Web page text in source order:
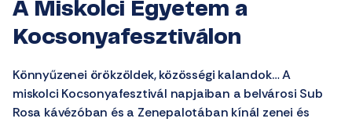
A Miskolci Egyetem a
Kocsonyafesztiválon
Könnyűzenei örökzöldek, közösségi kalandok… A
miskolci Kocsonyafesztivál napjaiban a belvárosi Sub
Rosa kávézóban és a Zenepalotában kínál zenei és